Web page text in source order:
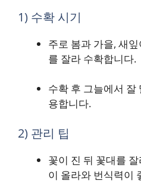
1) 수확 시기
주로 봄과 가을, 새
를 잘라 수확합니다.
수확 후 그늘에서 잘
용합니다.
2) 관리 팁
꽃이 진 뒤 꽃대를
이 올라와 번식력이